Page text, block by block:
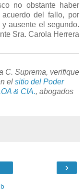
no obstante haber
del fallo, por
ausente el segundo.
Sra. Carola Herrera
C. Suprema, verifique
el sitio del Poder
& CIA., abogados
›